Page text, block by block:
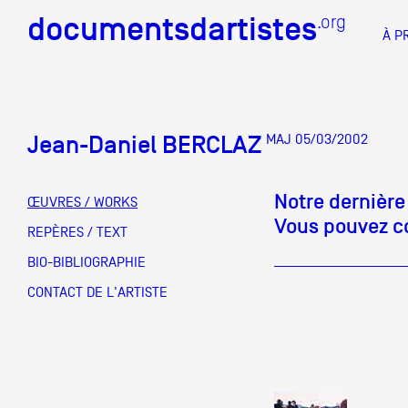
documentsdartistes.org
À
DOCUMENTS D'ARTISTES PACA
DE A
documentsdartistes.org
Équipe
Partenaires
Crédits
Jean-Daniel BERCLAZ MAJ 05/03/2002
ŒUVRES / WORKS
REPÈRES / TEXT
BIO-BIBLIOGRAPHIE
CONTACT DE L'ARTISTE
Notre
Vous pouvez